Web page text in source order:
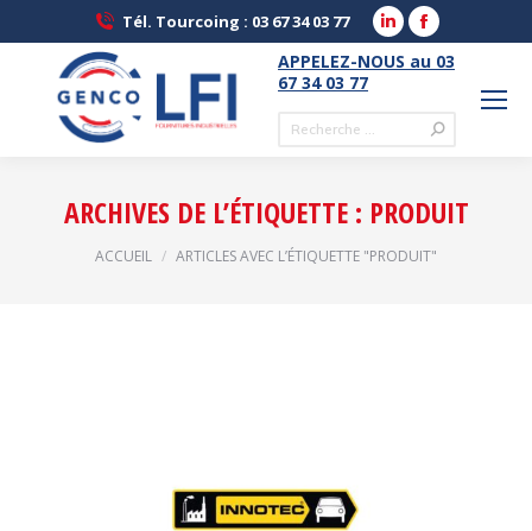
Tél. Tourcoing : 03 67 34 03 77
LinkedIn
page
Facebook
page
APPELEZ-NOUS au 03
67 34 03 77
Recherche
ARCHIVES DE L’ÉTIQUETTE : PRODUIT
Vous êtes ici :
ACCUEIL ARTICLES AVEC L’ÉTIQUETTE "PRODUIT"